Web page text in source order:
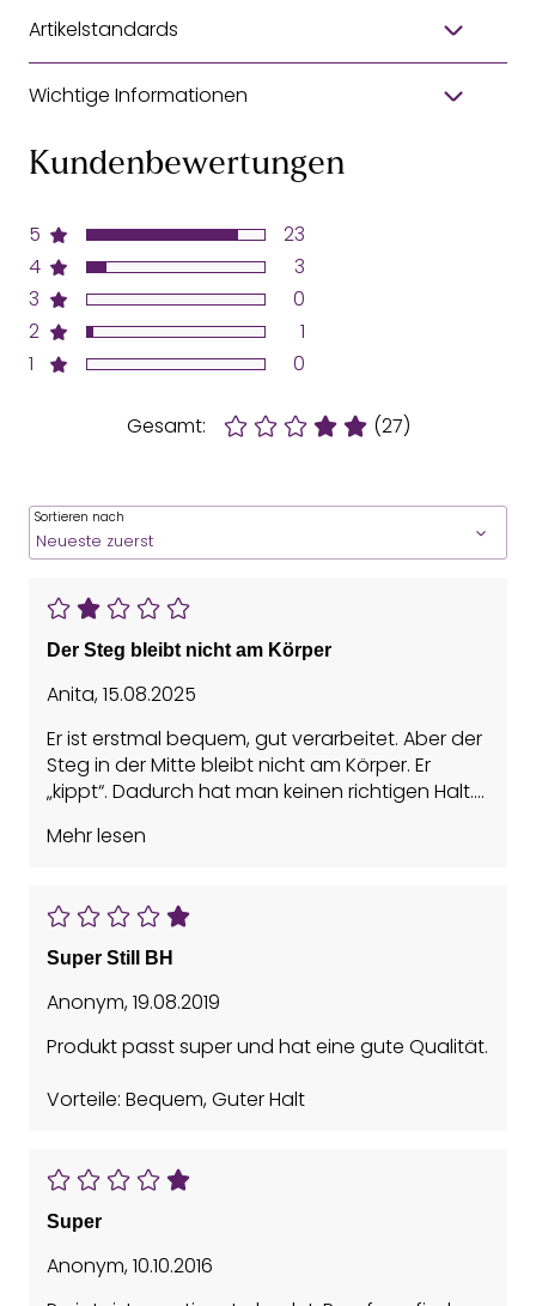
Artikelstandards
Wichtige Informationen
Kundenbewertungen
5
4
3
2
1
23
3
0
1
0
Gesamt: (27)
Sortieren nach
Der Steg bleibt nicht am Körper
Anita,15.08.2025
Er ist erstmal bequem, gut verarbeitet. Aber der
Steg in der Mitte bleibt nicht am Körper. Er
„kippt“. Dadurch hat man keinen richtigen Halt.
halten, da der Mittelsteg nicht am Körper
Mehr lesen
Super Still BH
Anonym,19.08.2019
Produkt passt super und hat eine gute Qualität.
Vorteile: Bequem, Guter Halt
Super
Anonym,10.10.2016